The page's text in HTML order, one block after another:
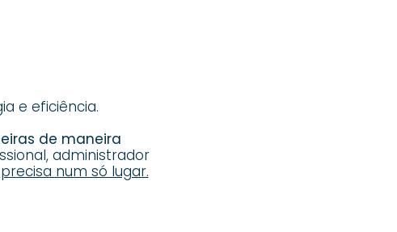
e eficiência.
de maneira
administrador
num só lugar.